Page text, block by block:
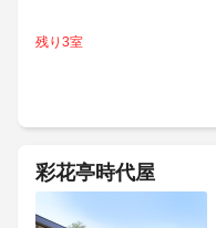
残り3室
彩花亭時代屋